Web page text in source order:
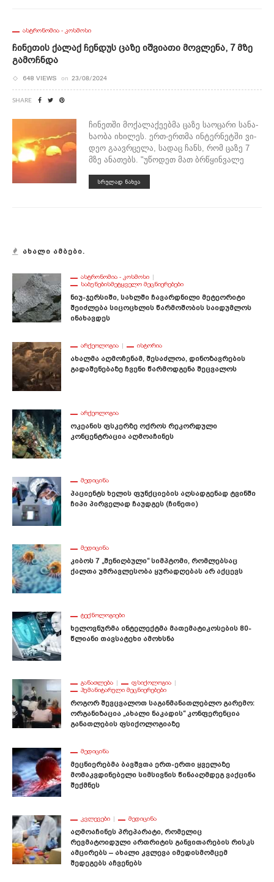
ᲐᲡᲢᲠᲝᲜᲝᲛᲘᲐ - ᲙᲝᲡᲛᲝᲡᲘ
Ჩინეთის Ქალაქ Ჩენდუს Ცაზე Იშვიათი Მოვლენა, 7 Მზე
Გამოჩნდა
648 VIEWS on 23/08/2024
SHARE
ჩი­ნეთ­ში მო­ქა­ლა­ქე­ებ­მა ცაზე სა­ო­ცა­რი სა­ნა­
ხა­ო­ბა იხი­ლეს. ერთ-ერ­თმა ინ­ტერ­ნეტ­ში ვი­
დეო გა­ავ­რცე­ლა, სა­დაც ჩანს, რომ ცაზე 7
მზე ანა­თებს. "უწო­დეთ მათ ბრწყინ­ვა­ლე
ᲡᲠᲣᲚᲐᲓ ᲜᲐᲮᲕᲐ
ᲐᲮᲐᲚᲘ ᲐᲛᲑᲔᲑᲘ.
ᲐᲡᲢᲠᲝᲜᲝᲛᲘᲐ - ᲙᲝᲡᲛᲝᲡᲘ
ᲡᲐᲑᲣᲜᲔᲑᲘᲡᲛᲔᲢᲧᲕᲔᲚᲝ ᲛᲔᲪᲜᲘᲔᲠᲔᲑᲔᲑᲘ
Ნიუ-Ჯერსიში, Სახლში Ჩავარდნილი Მეტეორიტი
Შეიძლება Სიცოცხლის Წარმოშობის Საიდუმლოს
Ინახავდეს
ᲐᲠᲥᲔᲝᲚᲝᲒᲘᲐ ᲘᲡᲢᲝᲠᲘᲐ
Ახალმა Აღმოჩენამ, Შესაძლოა, Დინოზავრების
Გადაშენებაზე Ჩვენი Წარმოდგენა Შეცვალოს
ᲐᲠᲥᲔᲝᲚᲝᲒᲘᲐ
Ოკეანის Ფსკერზე Ოქროს Რეკორდული
Კონცენტრაცია Აღმოაჩინეს
ᲛᲔᲓᲘᲪᲘᲜᲐ
Პაციენტს Ხელის Ფუნქციების Აღსადგენად Ტვინში
Ჩიპი Პირველად Ჩაუდგეს (ჩინეთი)
ᲛᲔᲓᲘᲪᲘᲜᲐ
Კიბოს 7 „შენიღბული“ Სიმპტომი, Რომლებსაც
Ქალთა Უმრავლესობა Ყურადღებას Არ Აქცევს
ᲢᲔᲥᲜᲝᲚᲝᲒᲘᲔᲑᲘ
Ხელოვნურმა Ინტელექტმა Მათემატიკოსების 80-
Წლიანი Თავსატეხი Ამოხსნა
ᲒᲐᲜᲐᲗᲚᲔᲑᲐ
ᲤᲡᲘᲥᲝᲚᲝᲒᲘᲐ
ᲰᲣᲛᲐᲜᲘᲢᲐᲠᲣᲚᲘ ᲛᲔᲪᲜᲘᲔᲠᲔᲑᲔᲑᲘ
Როგორ Შევცვალოთ Საგანმანათლებლო Გარემო:
Ორგანიზაცია „ახალი Ნაკადის“ Კონფერენცია
Განათლების Ფსიქოლოგიაზე
ᲛᲔᲓᲘᲪᲘᲜᲐ
Მეცნიერებმა Ბავშვთა Ერთ-Ერთი Ყველაზე
Მომაკვდინებელი Სიმსივნის Წინააღმდეგ Ვაქცინა
Შექმნეს
ᲙᲕᲚᲔᲕᲔᲑᲘ ᲛᲔᲓᲘᲪᲘᲜᲐ
Აღმოაჩინეს Პრეპარატი, Რომელიც
Რევმატოიდული Ართრიტის Განვითარების Რისკს
Ამცირებს – Ახალი Კვლევა Იმედისმომცემ
Შედეგებს Აჩვენებს